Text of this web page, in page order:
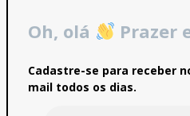
Oh, olá Prazer
Cadastre-se para receber
mail todos os dias.